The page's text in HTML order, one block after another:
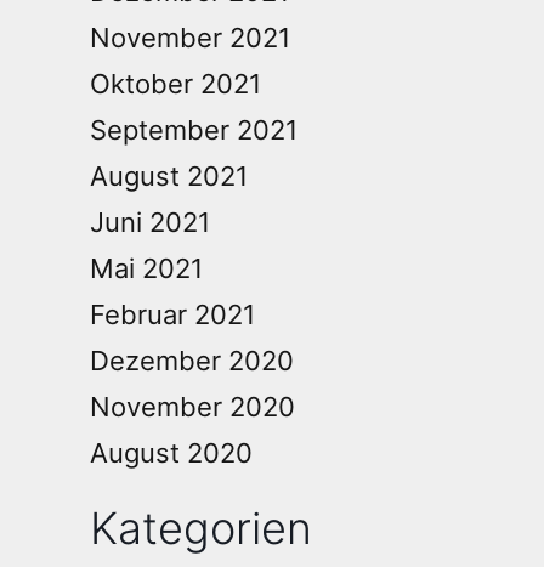
November 2021
Oktober 2021
September 2021
August 2021
Juni 2021
Mai 2021
Februar 2021
Dezember 2020
November 2020
August 2020
Kategorien